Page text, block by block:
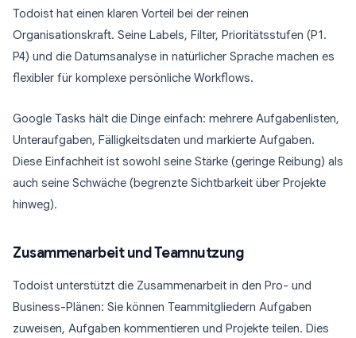
Todoist hat einen klaren Vorteil bei der reinen
Organisationskraft. Seine Labels, Filter, Prioritätsstufen (P1.
P4) und die Datumsanalyse in natürlicher Sprache machen es
flexibler für komplexe persönliche Workflows.
Google Tasks hält die Dinge einfach: mehrere Aufgabenlisten,
Unteraufgaben, Fälligkeitsdaten und markierte Aufgaben.
Diese Einfachheit ist sowohl seine Stärke (geringe Reibung) als
auch seine Schwäche (begrenzte Sichtbarkeit über Projekte
hinweg).
Zusammenarbeit und Teamnutzung
Todoist unterstützt die Zusammenarbeit in den Pro- und
Business-Plänen: Sie können Teammitgliedern Aufgaben
zuweisen, Aufgaben kommentieren und Projekte teilen. Dies